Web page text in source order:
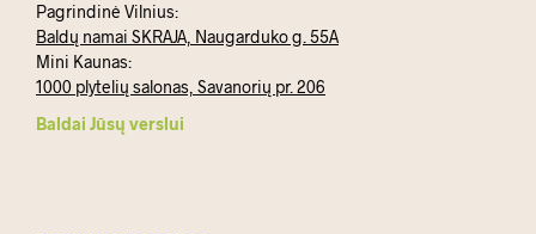
Pagrindinė Vilnius:
Baldų namai SKRAJA, Naugarduko g. 55A
Mini Kaunas:
1000 plytelių salonas, Savanorių pr. 206
Baldai Jūsų verslui